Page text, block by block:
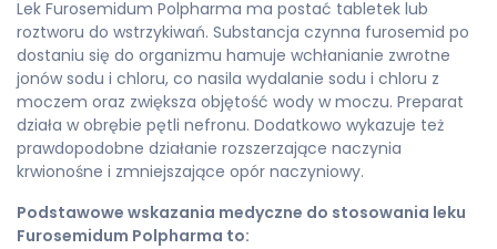
Lek Furosemidum Polpharma ma postać tabletek lub
roztworu do wstrzykiwań. Substancja czynna furosemid po
dostaniu się do organizmu hamuje wchłanianie zwrotne
jonów sodu i chloru, co nasila wydalanie sodu i chloru z
moczem oraz zwiększa objętość wody w moczu. Preparat
działa w obrębie pętli nefronu. Dodatkowo wykazuje też
prawdopodobne działanie rozszerzające naczynia
krwionośne i zmniejszające opór naczyniowy.
Podstawowe wskazania medyczne do stosowania leku
Furosemidum Polpharma to: